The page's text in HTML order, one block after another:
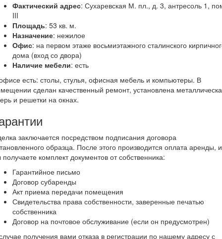
Фактический адрес: Сухаревская М. пл., д. 3, антресоль 1,
III
Площадь: 53 кв. м.
Назначение: нежилое
Офис: на первом этаже восьмиэтажного сталинского
дома (вход со двора)
Наличие мебели: есть
есть: столы, стулья, офисная мебель и компьютеры. В
сделан качественный ремонт, установлена
и решетки на окнах.
заключается посредством подписания договора
образца. После этого производится оплата аренды, и
получаете комплект документов от собственника:
Гарантийное письмо
Договор субаренды
Акт приема передачи помещения
Свидетельства права собственности, заверенные печатью
собственника
Договор на почтовое обслуживание (если он предусмотрен)
получения вами отказа в регистрации по нашему адресу с